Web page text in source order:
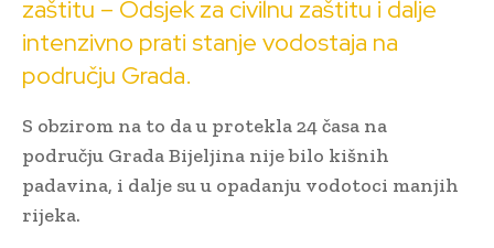
zaštitu – Odsjek za civilnu zaštitu i dalje
intenzivno prati stanje vodostaja na
području Grada.
S obzirom na to da u protekla 24 časa na
području Grada Bijeljina nije bilo kišnih
padavina, i dalje su u opadanju vodotoci manjih
rijeka.